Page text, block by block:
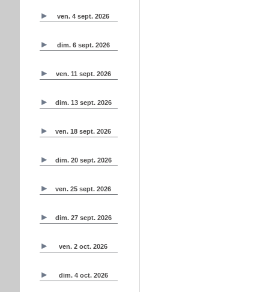
ven. 4 sept. 2026
dim. 6 sept. 2026
ven. 11 sept. 2026
dim. 13 sept. 2026
ven. 18 sept. 2026
dim. 20 sept. 2026
ven. 25 sept. 2026
dim. 27 sept. 2026
ven. 2 oct. 2026
dim. 4 oct. 2026